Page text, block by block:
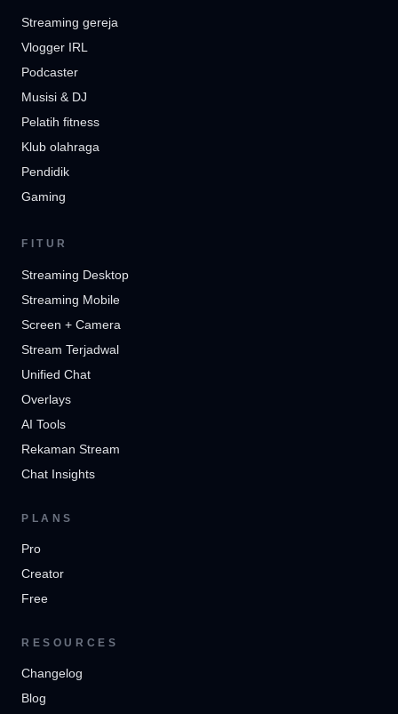
Streaming gereja
Vlogger IRL
Podcaster
Musisi & DJ
Pelatih fitness
Klub olahraga
Pendidik
Gaming
FITUR
Streaming Desktop
Streaming Mobile
Screen + Camera
Stream Terjadwal
Unified Chat
Overlays
AI Tools
Rekaman Stream
Chat Insights
PLANS
Pro
Creator
Free
RESOURCES
Changelog
Blog